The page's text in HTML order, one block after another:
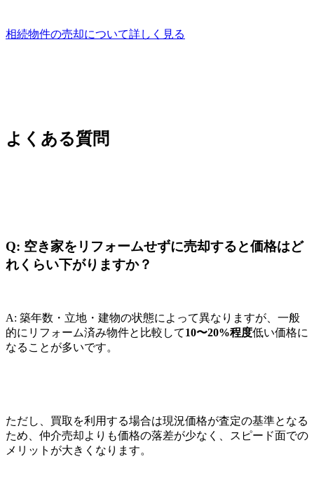
相続物件の売却について詳しく見る
よくある質問
Q: 空き家をリフォームせずに売却すると価格はど
れくらい下がりますか？
A: 築年数・立地・建物の状態によって異なりますが、一般
的にリフォーム済み物件と比較して10〜20%程度低い価格に
なることが多いです。
ただし、買取を利用する場合は現況価格が査定の基準となる
ため、仲介売却よりも価格の落差が少なく、スピード面での
メリットが大きくなります。